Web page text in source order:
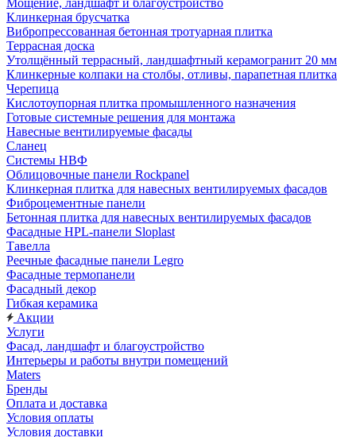
Мощение, ландшафт и благоустройство
Клинкерная брусчатка
Вибропрессованная бетонная тротуарная плитка
Террасная доска
Утолщённый террасный, ландшафтный керамогранит 20 мм
Клинкерные колпаки на столбы, отливы, парапетная плитка
Черепица
Кислотоупорная плитка промышленного назначения
Готовые системные решения для монтажа
Навесные вентилируемые фасады
Сланец
Системы НВФ
Облицовочные панели Rockpanel
Клинкерная плитка для навесных вентилируемых фасадов
Фиброцементные панели
Бетонная плитка для навесных вентилируемых фасадов
Фасадные HPL-панели Sloplast
Тавелла
Реечные фасадные панели Legro
Фасадные термопанели
Фасадный декор
Гибкая керамика
Акции
Услуги
Фасад, ландшафт и благоустройство
Интерьеры и работы внутри помещений
Maters
Бренды
Оплата и доставка
Условия оплаты
Условия доставки